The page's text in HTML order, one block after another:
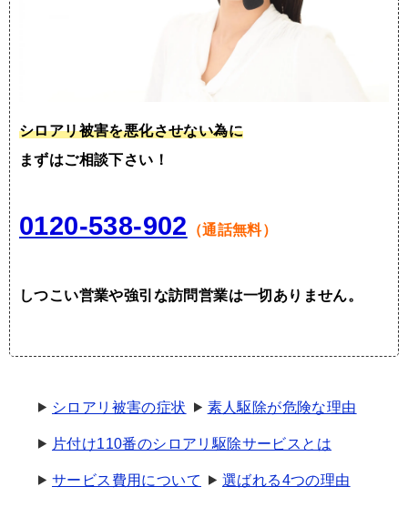
シロアリ被害を悪化させない為に
まずはご相談下さい！
0120-538-902 （通話無料）
しつこい営業や強引な訪問営業は一切ありません。
シロアリ被害の症状 素人駆除が危険な理由
片付け110番のシロアリ駆除サービスとは
サービス費用について 選ばれる4つの理由